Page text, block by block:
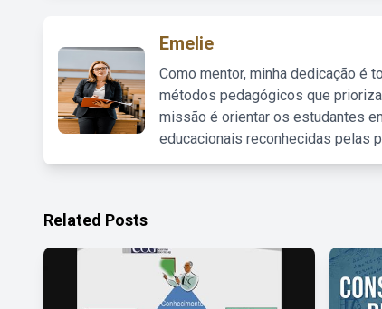
Emelie
Como mentor, minha dedicação é
métodos pedagógicos que
missão é orientar os estudantes
educacionais reconhecidas pelas
Related Posts